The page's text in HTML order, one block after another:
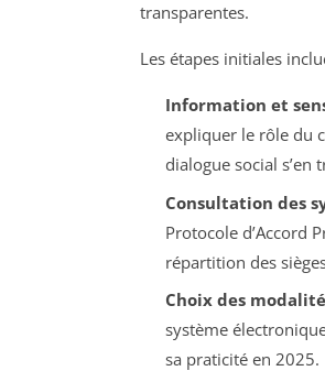
transparentes.
Les étapes initiales
Information et
expliquer le rôle du
dialogue social
Consultation des
Protocole d’Accord
répartition des
Choix des
système
sa praticité en 2025.